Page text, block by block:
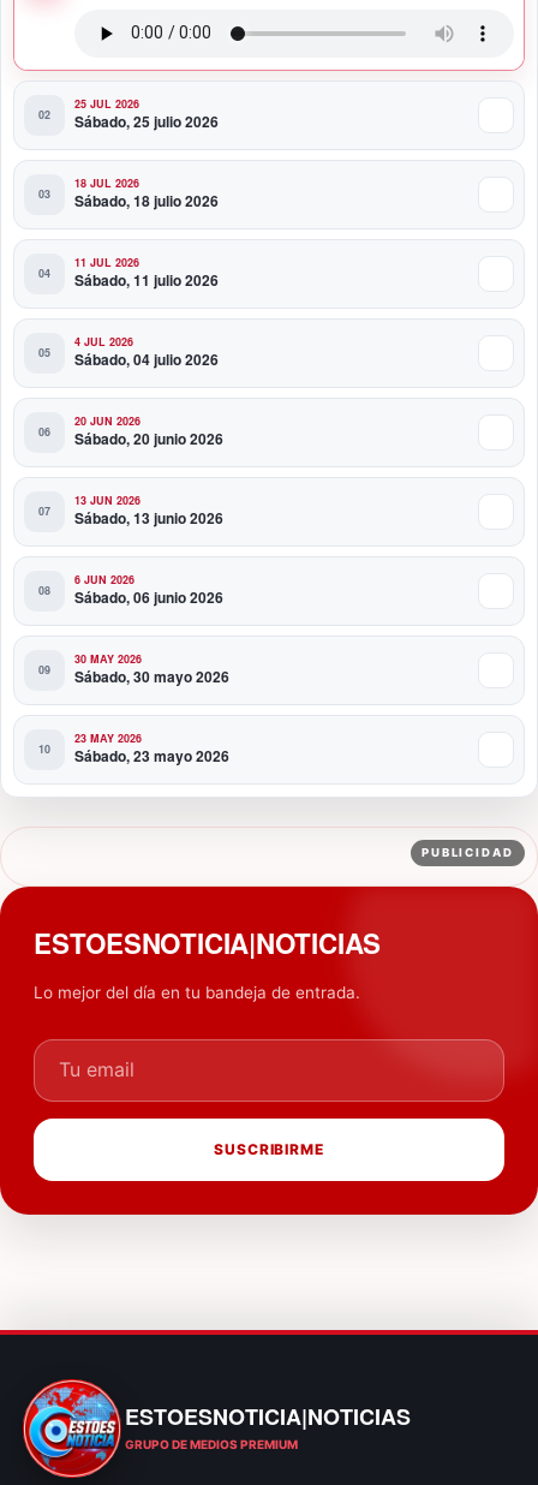
25 JUL 2026
Sábado, 25 julio 2026
18 JUL 2026
Sábado, 18 julio 2026
11 JUL 2026
Sábado, 11 julio 2026
4 JUL 2026
Sábado, 04 julio 2026
20 JUN 2026
Sábado, 20 junio 2026
13 JUN 2026
Sábado, 13 junio 2026
6 JUN 2026
Sábado, 06 junio 2026
30 MAY 2026
Sábado, 30 mayo 2026
23 MAY 2026
Sábado, 23 mayo 2026
PUBLICIDAD
ESTOESNOTICIA|NOTICIAS
Lo mejor del día en tu bandeja de entrada.
Tu email
SUSCRIBIRME
ESTOESNOTICIA|NOTICIAS
ESTOESNOTICIA|NOTICIAS
GRUPO DE MEDIOS PREMIUM